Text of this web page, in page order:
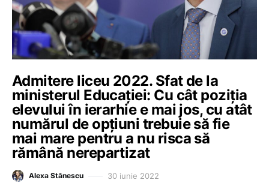
Admitere liceu 2022. Sfat de la
ministerul Educației: Cu cât poziția
elevului în ierarhie e mai jos, cu atât
numărul de opțiuni trebuie să fie
mai mare pentru a nu risca să
rămână nerepartizat
Alexa Stănescu 30 iunie 2022